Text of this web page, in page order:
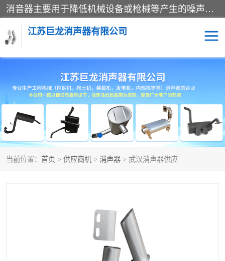
消音器主要用于降低机械设备或枪械等产生的噪声。它通过阻尼或增加排气面积来降低排气速度和功率，从而降低噪声。常见的消音器类型包括阻性消声器、抗性消声器、共振消声器以及阻抗复合式消声器等。这些消音器各有特点，适用于不同频率的噪声消除。
江苏巨龙消声器有限公司
当前位置： 首页 > 供应商机 > 消声器 > 武汉消声器供应
消声器